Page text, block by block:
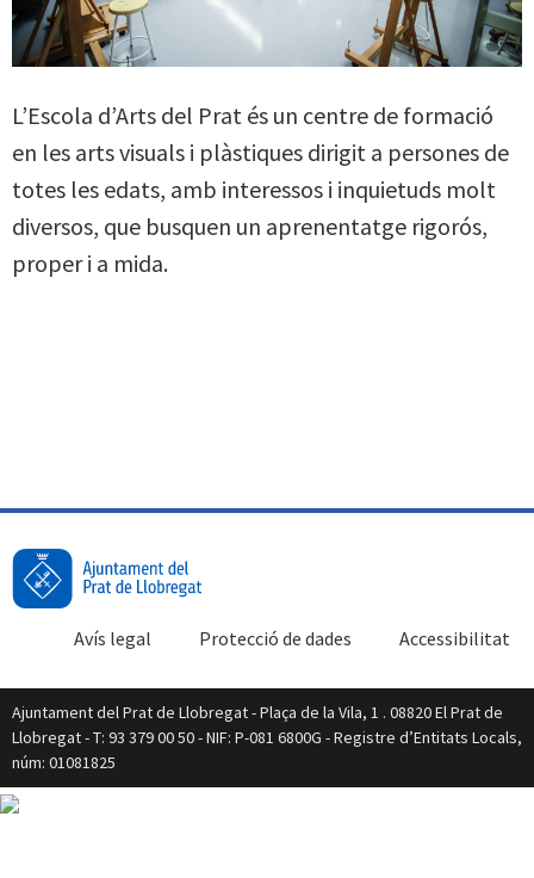
L’Escola d’Arts del Prat és un centre de formació
en les arts visuals i plàstiques dirigit a persones de
totes les edats, amb interessos i inquietuds molt
diversos, que busquen un aprenentatge rigorós,
proper i a mida.
Accessibilitat
Protecció de dades
Avís legal
Ajuntament del Prat de Llobregat - Plaça de la Vila, 1 . 08820 El Prat de
Llobregat - T: 93 379 00 50 - NIF: P-081 6800G - Registre d’Entitats Locals,
núm: 01081825